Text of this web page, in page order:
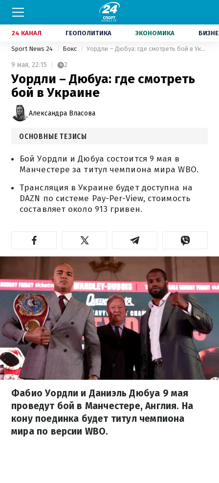
24 КАНАЛ ГЕОПОЛИТИКА ЭКОНОМИКА
Sport News 24 Бокс Уордли – Дюбуа: где смотреть бой в Украине
9 мая, 22:15 2
Уордли – Дюбуа: где смотреть
бой в Украине
Александра Власова
ОСНОВНЫЕ ТЕЗИСЫ
Бой Уордли и Дюбуа состоится 9 мая в
Манчестере за титул чемпиона мира WBO.
Трансляция в Украине будет доступна на
DAZN по системе Pay-Per-View, стоимость
составляет около 913 гривен.
Фабио Уордли и Даниэль Дюбуа 9 мая
проведут бой в Манчестере, Англия. На
кону поединка будет титул чемпиона
мира по версии WBO.